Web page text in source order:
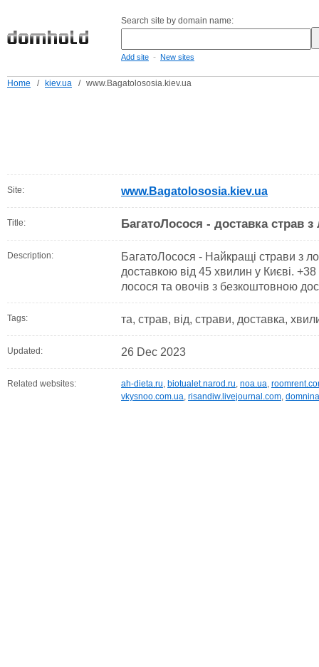
Search site by domain name:
Add site - New sites
Home / kiev.ua / www.Bagatolososia.kiev.ua
Site: www.Bagatolososia.kiev.ua
Title: БагатоЛосося - доставка страв з
Description:
БагатоЛосося - Найкращі страви з
доставкою від 45 хвилин у Києві.
лосося та овочів з безкоштовною
Tags: та, страв, від, страви, доставка,
Updated: 26 Dec 2023
Related websites: ah-dieta.ru, biotualet.narod.ru, noa.ua,
vkysnoo.com.ua, risandiw.livejournal.com,